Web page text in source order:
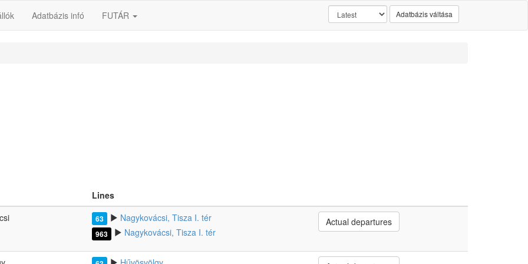
Adatbázis infó FUTÁR Adatbázis váltása
Lines
63 Nagykovácsi, Tisza I. tér
963 Nagykovácsi, Tisza I. tér
Actual departures